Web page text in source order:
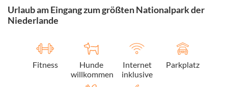
Urlaub am Eingang zum größten Nationalpark der
Niederlande
Fitness
Hunde
willkommen
Internet
inklusive
Parkplatz